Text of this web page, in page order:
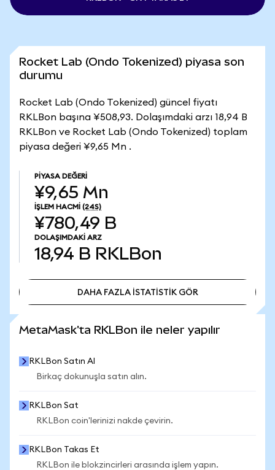
Rocket Lab (Ondo Tokenized) piyasa son
durumu
Rocket Lab (Ondo Tokenized) güncel fiyatı
RKLBon başına ¥508,93. Dolaşımdaki arzı 18,94 B
RKLBon ve Rocket Lab (Ondo Tokenized) toplam
piyasa değeri ¥9,65 Mn .
PIYASA DEĞERI
¥9,65 Mn
İŞLEM HACMI (24S)
¥780,49 B
DOLAŞIMDAKI ARZ
18,94 B RKLBon
DAHA FAZLA İSTATİSTİK GÖR
MetaMask'ta RKLBon ile neler yapılır
RKLBon Satın Al
Birkaç dokunuşla satın alın.
RKLBon Sat
RKLBon coin'lerinizi nakde çevirin.
RKLBon Takas Et
RKLBon ile blokzincirleri arasında işlem yapın.